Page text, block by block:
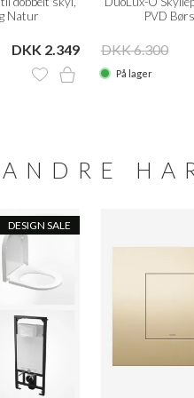
Natur
DKK 2.349
PVD
DKK 6.300
På lager
ANDRE
DESIGN SALE